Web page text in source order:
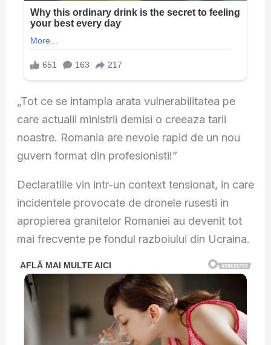
„Tot ce se intampla arata vulnerabilitatea pe
care actualii ministrii demisi o creeaza tarii
noastre. Romania are nevoie rapid de un nou
guvern format din profesionisti!”
Declaratiile vin intr-un context tensionat, in care
incidentele provocate de dronele rusesti in
apropierea granitelor Romaniei au devenit tot
mai frecvente pe fondul razboiului din Ucraina.